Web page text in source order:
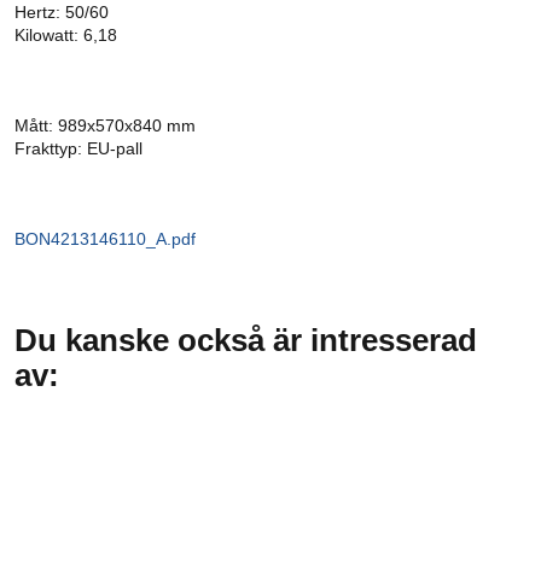
Hertz: 50/60
Kilowatt: 6,18
Mått: 989x570x840 mm
Frakttyp: EU-pall
BON4213146110_A.pdf
Du kanske också är intresserad
av: